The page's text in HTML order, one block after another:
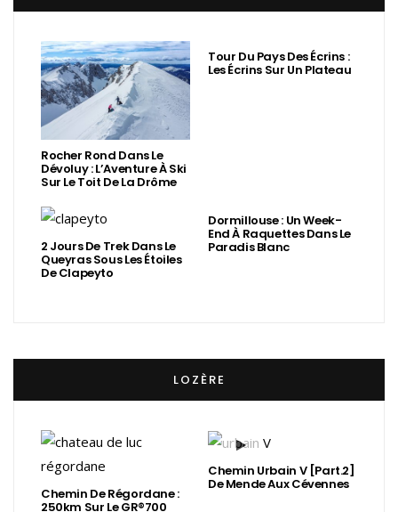
Rocher Rond Dans Le
Dévoluy : L’Aventure À Ski
Sur Le Toit De La Drôme
Tour Du Pays Des Écrins :
Les Écrins Sur Un Plateau
2 Jours De Trek Dans Le
Queyras Sous Les Étoiles
De Clapeyto
Dormillouse : Un Week-
End À Raquettes Dans Le
Paradis Blanc
LOZÈRE
Chemin De Régordane :
250km Sur Le GR®700
Chemin Urbain V [Part.2]
De Mende Aux Cévennes